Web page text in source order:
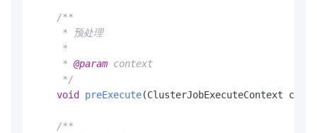
/**
     * 预处理
     *
     *
@param context
     */
void
preExecute(ClusterJobExecuteContext
/**